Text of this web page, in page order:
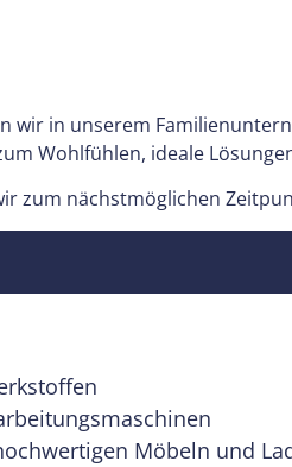
wir in unserem
Wohlfühlen, ideale
zum nächstmöglichen
Möbeln und